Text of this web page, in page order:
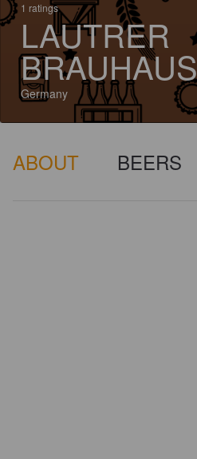
1 ratings
LAUTRER
BRAUHAUS
Germany
ABOUT BEERS